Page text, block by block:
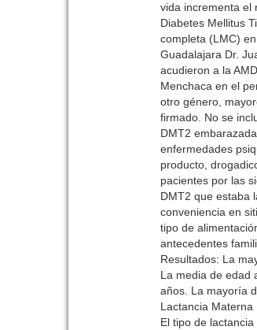
vida incrementa el
Diabetes Mellitus
completa (LMC)
Guadalajara Dr.
acudieron a la
Menchaca en el
otro género,
firmado. No se
DMT2
enfermedades
producto,
pacientes por las
DMT2 que estaba
conveniencia en
tipo de
antecedentes
Resultados: La
La media de edad
años. La mayoría
Lactancia
El tipo de